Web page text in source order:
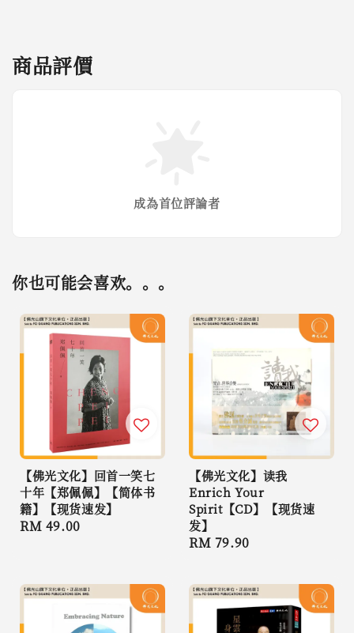
商品評價
成為首位評論者
你也可能会喜欢。。。
【佛光文化】回首一笑七
十年【郑佩佩】【简体书
籍】【现货速发】
Regular
RM 49.00
【佛光文化】读我
Enrich Your
Spirit【CD】【现货速
发】
Regular
RM 79.90